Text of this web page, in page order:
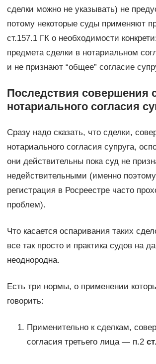
сделки можно не указывать) не
потому некоторые суды применяют
ст.157.1 ГК о необходимости
предмета сделки в нотариальном
и не признают “общее” согласие
Последствия совершения
нотариального согласия
Сразу надо сказать, что сделки,
нотариального согласия супруга,
они действительны пока суд не
недействительными (именно
регистрация в Росреестре часто
проблем).
Что касается оспаривания таких
все так просто и практика судов на
неоднородна.
Есть три нормы, о применении
говорить:
Применительно к сделкам,
согласия третьего лица — п.2